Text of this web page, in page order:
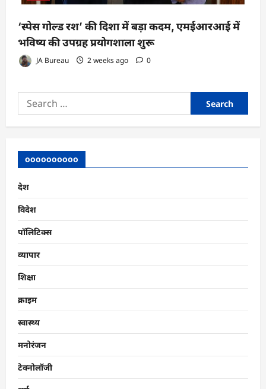
‘स्पेस गोल्ड रश’ की दिशा में बड़ा कदम, एमईआरआई में
भविष्य की उपग्रह प्रयोगशाला शुरू
JA Bureau 2 weeks ago 0
Search
for:
oooooooooo
देश
विदेश
पॉलिटिक्स
व्यापार
शिक्षा
क्राइम
स्वास्थ्य
मनोरंजन
टेक्नोलॉजी